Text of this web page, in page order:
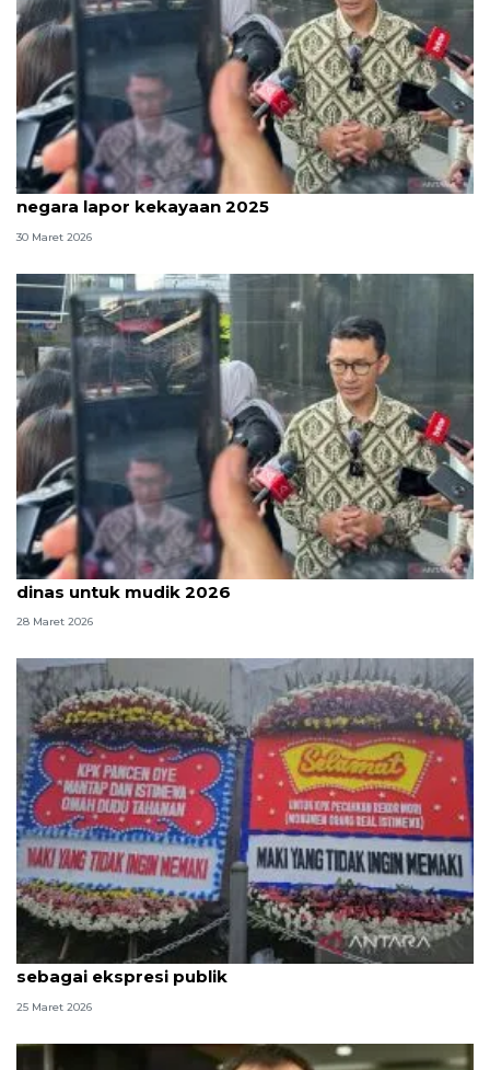
Jelang tenggat, KPK ingatkan penyelenggara
negara lapor kekayaan 2025
30 Maret 2026
KPK sebut masih ada penyalahgunaan kendaraan
dinas untuk mudik 2026
28 Maret 2026
KPK nilai spanduk dan karangan bunga dari MAKI
sebagai ekspresi publik
25 Maret 2026